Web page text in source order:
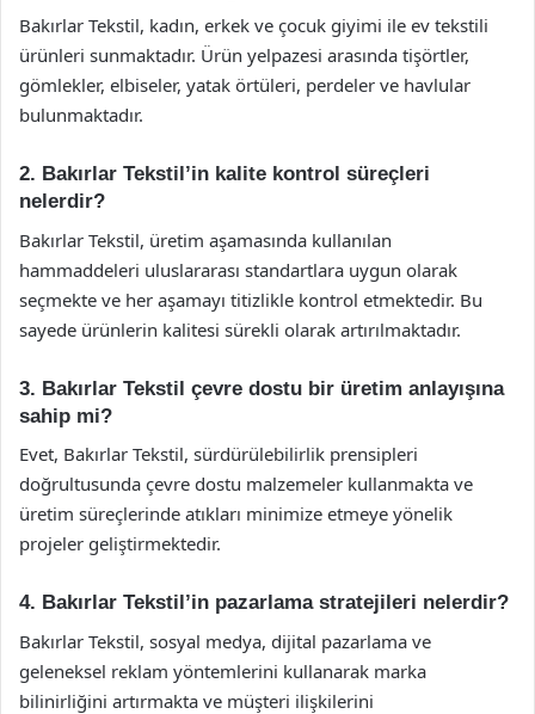
Bakırlar Tekstil, kadın, erkek ve çocuk giyimi ile ev tekstili
ürünleri sunmaktadır. Ürün yelpazesi arasında tişörtler,
gömlekler, elbiseler, yatak örtüleri, perdeler ve havlular
bulunmaktadır.
2. Bakırlar Tekstil’in kalite kontrol süreçleri
nelerdir?
Bakırlar Tekstil, üretim aşamasında kullanılan
hammaddeleri uluslararası standartlara uygun olarak
seçmekte ve her aşamayı titizlikle kontrol etmektedir. Bu
sayede ürünlerin kalitesi sürekli olarak artırılmaktadır.
3. Bakırlar Tekstil çevre dostu bir üretim anlayışına
sahip mi?
Evet, Bakırlar Tekstil, sürdürülebilirlik prensipleri
doğrultusunda çevre dostu malzemeler kullanmakta ve
üretim süreçlerinde atıkları minimize etmeye yönelik
projeler geliştirmektedir.
4. Bakırlar Tekstil’in pazarlama stratejileri nelerdir?
Bakırlar Tekstil, sosyal medya, dijital pazarlama ve
geleneksel reklam yöntemlerini kullanarak marka
bilinirliğini artırmakta ve müşteri ilişkilerini